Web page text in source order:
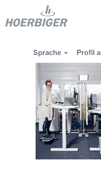
Sprache Profil